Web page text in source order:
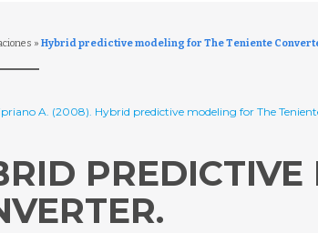
» Hybrid predictive modeling for The Teniente
A. (2008). Hybrid predictive modeling for The